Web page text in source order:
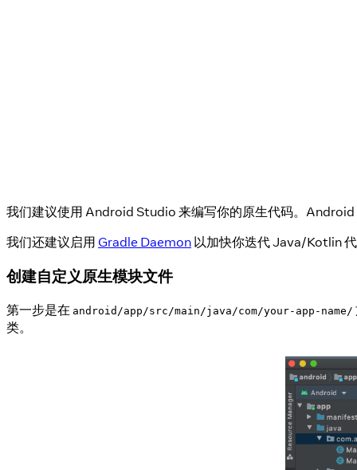
我们建议使用 Android Studio 来编写你的原生代码。
我们还建议启用 Gradle Daemon 以加快你迭代 Java/Kotlin
创建自定义原生模块文件
第一步是在 android/app/src/main/java/com/your-app-name/
类。